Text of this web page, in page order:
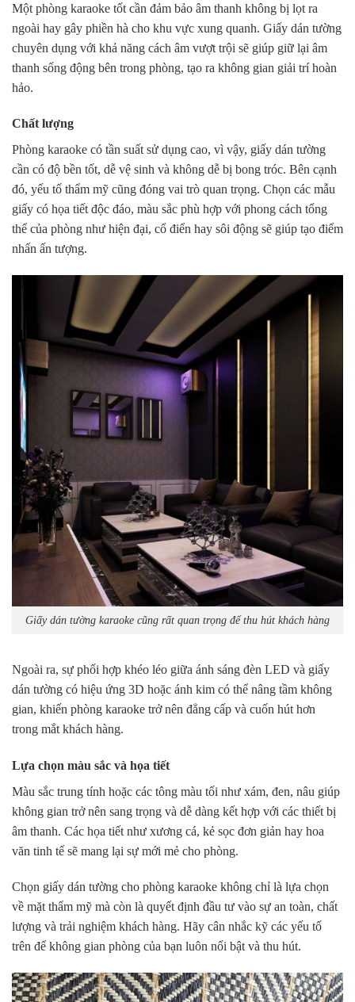
Một phòng karaoke tốt cần đảm bảo âm thanh không bị lọt ra
ngoài hay gây phiền hà cho khu vực xung quanh. Giấy dán tường
chuyên dụng với khả năng cách âm vượt trội sẽ giúp giữ lại âm
thanh sống động bên trong phòng, tạo ra không gian giải trí hoàn
hảo.
Chất lượng
Phòng karaoke có tần suất sử dụng cao, vì vậy, giấy dán tường
cần có độ bền tốt, dễ vệ sinh và không dễ bị bong tróc. Bên cạnh
đó, yếu tố thẩm mỹ cũng đóng vai trò quan trọng. Chọn các mẫu
giấy có họa tiết độc đáo, màu sắc phù hợp với phong cách tổng
thể của phòng như hiện đại, cổ điển hay sôi động sẽ giúp tạo điểm
nhấn ấn tượng.
Giấy dán tường karaoke cũng rất quan trọng để thu hút khách hàng
Ngoài ra, sự phối hợp khéo léo giữa ánh sáng đèn LED và giấy
dán tường có hiệu ứng 3D hoặc ánh kim có thể nâng tầm không
gian, khiến phòng karaoke trở nên đẳng cấp và cuốn hút hơn
trong mắt khách hàng.
Lựa chọn màu sắc và họa tiết
Màu sắc trung tính hoặc các tông màu tối như xám, đen, nâu giúp
không gian trở nên sang trọng và dễ dàng kết hợp với các thiết bị
âm thanh. Các họa tiết như xương cá, kẻ sọc đơn giản hay hoa
văn tinh tế sẽ mang lại sự mới mẻ cho phòng.
Chọn giấy dán tường cho phòng karaoke không chỉ là lựa chọn
về mặt thẩm mỹ mà còn là quyết định đầu tư vào sự an toàn, chất
lượng và trải nghiệm khách hàng. Hãy cân nhắc kỹ các yếu tố
trên để không gian phòng của bạn luôn nổi bật và thu hút.